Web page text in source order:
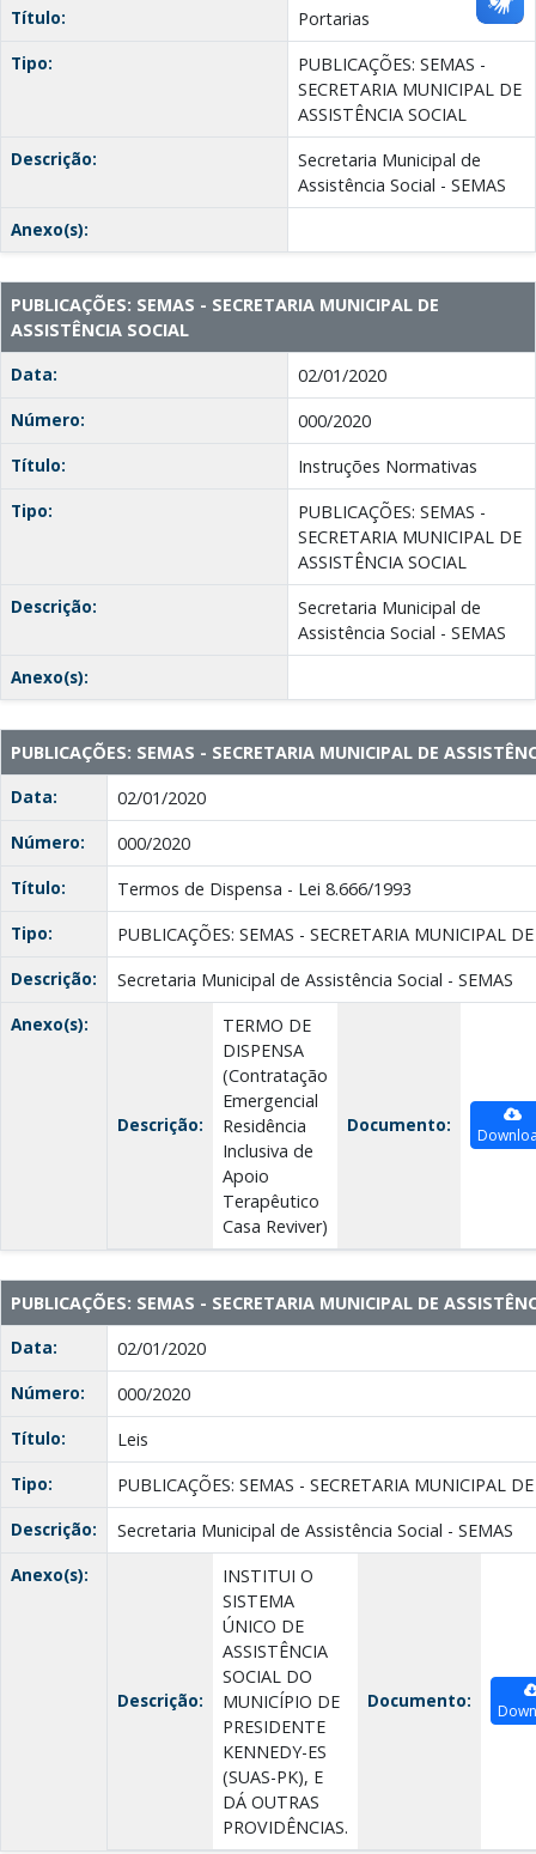
Título:
Portarias
Tipo:
PUBLICAÇÕES: SEMAS -
SECRETARIA MUNICIPAL DE
ASSISTÊNCIA SOCIAL
Descrição:
Secretaria Municipal de
Assistência Social - SEMAS
Anexo(s):
PUBLICAÇÕES: SEMAS - SECRETARIA MUNICIPAL DE
ASSISTÊNCIA SOCIAL
Data:
02/01/2020
Número:
000/2020
Título:
Instruções Normativas
Tipo:
PUBLICAÇÕES: SEMAS -
SECRETARIA MUNICIPAL DE
ASSISTÊNCIA SOCIAL
Descrição:
Secretaria Municipal de
Assistência Social - SEMAS
Anexo(s):
PUBLICAÇÕES: SEMAS - SECRETARIA MUNICIPAL DE
Data:
02/01/2020
Número:
000/2020
Título:
Termos de Dispensa - Lei 8.666/1993
Tipo:
PUBLICAÇÕES: SEMAS - SECRETARIA MUNICIPAL
Descrição:
Secretaria Municipal de Assistência Social - SEMAS
Anexo(s):
Descrição:
TERMO DE
DISPENSA
(Contratação
Emergencial
Residência
Inclusiva de
Apoio
Terapêutico
Casa Reviver)
Documento:
PUBLICAÇÕES: SEMAS - SECRETARIA MUNICIPAL DE
Data:
02/01/2020
Número:
000/2020
Título:
Leis
Tipo:
PUBLICAÇÕES: SEMAS - SECRETARIA MUNICIPAL
Descrição:
Secretaria Municipal de Assistência Social - SEMAS
Anexo(s):
Descrição:
INSTITUI O
SISTEMA
ÚNICO DE
ASSISTÊNCIA
SOCIAL DO
MUNICÍPIO DE
PRESIDENTE
KENNEDY-ES
(SUAS-PK), E
DÁ OUTRAS
PROVIDÊNCIAS.
Documento: